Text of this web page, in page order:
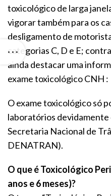
toxicológico de larga
vigorar também para os
desligamento de
categorias C, D e E;
ainda destacar uma
exame toxicológico CNH :
O exame toxicológico só
laboratórios devidamente
Secretaria Nacional de
DENATRAN).
O que é Toxicológico
anos e 6 meses)?